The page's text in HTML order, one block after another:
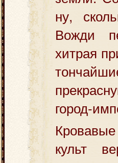
ну,
Вожди
хитрая
город-
культ